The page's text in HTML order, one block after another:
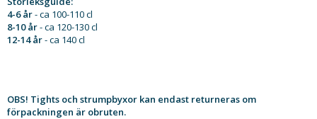
4-6 år- ca 100-110 cl
8-10 år- ca 120-130 cl
12-14 år- ca 140 cl
OBS! Tights och strumpbyxor kan endast returneras om
förpackningen är obruten.